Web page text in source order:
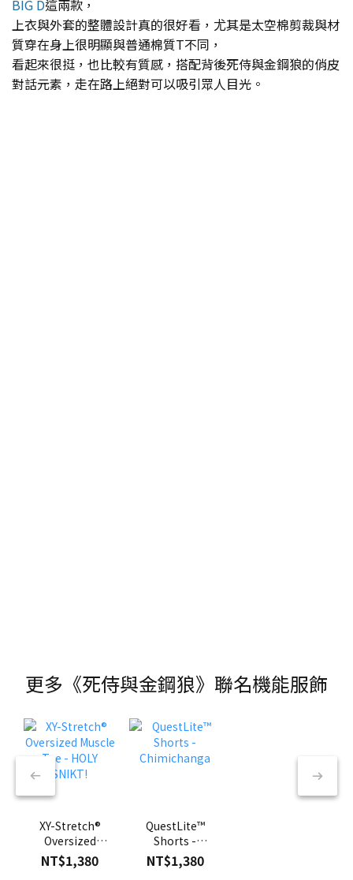
BIG D這兩款，
上衣與外套的整體設計真的很好看，尤其是太空棉剪裁與材
質穿在身上很明顯與普通棉質T不同，
看起來很挺，也比較有質感，搭配背後死侍與金鋼狼的俏皮
對話元素，走在路上絕對可以吸引眾人目光。
更多《死侍與金鋼狼》聯名機能服飾
XY-Stretch®
Oversized
Muscle Tee -
HOLY SNIKT!
NT$1,380
QuestLite™
Shorts -
Chimichanga
NT$1,380